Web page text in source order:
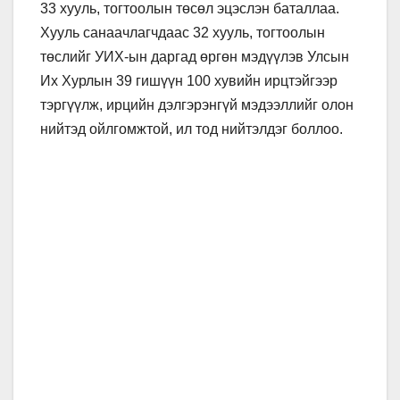
33 хууль, тогтоолын төсөл эцэслэн баталлаа.
Хууль санаачлагчдаас 32 хууль, тогтоолын
төслийг УИХ-ын даргад өргөн мэдүүлэв Улсын
Их Хурлын 39 гишүүн 100 хувийн ирцтэйгээр
тэргүүлж, ирцийн дэлгэрэнгүй мэдээллийг олон
нийтэд ойлгомжтой, ил тод нийтэлдэг боллоо.